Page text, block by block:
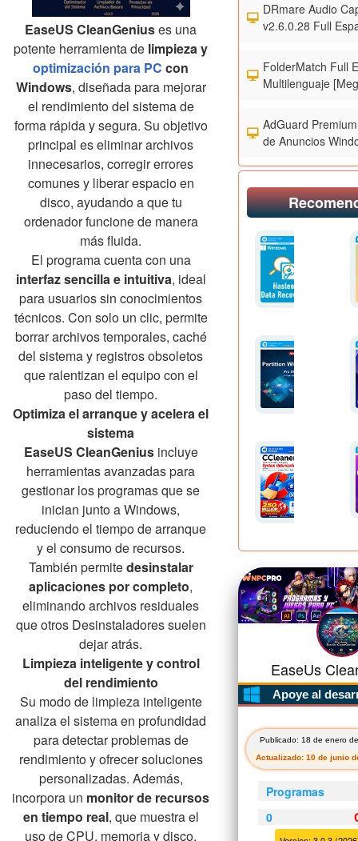
EaseUS CleanGeniuses una
potente herramienta de limpieza y
optimización para PC con
Windows, diseñada para mejorar
el rendimiento del sistema de
forma rápida y segura. Su objetivo
principal es eliminar archivos
innecesarios, corregir errores
comunes y liberar espacio en
disco, ayudando a que tu
ordenador funcione de manera
más fluida.
El programa cuenta con una
interfaz sencilla e intuitiva, ideal
para usuarios sin conocimientos
técnicos. Con solo un clic, permite
borrar archivos temporales, caché
del sistema y registros obsoletos
que ralentizan el equipo con el
paso del tiempo.
Optimiza el arranque y acelera el
sistema
EaseUS CleanGeniusincluye
herramientas avanzadas para
gestionar los programas que se
inician junto a Windows,
reduciendo el tiempo de arranque
y el consumo de recursos.
También permitedesinstalar
aplicaciones por completo,
eliminando archivos residuales
que otros Desinstaladores suelen
dejar atrás.
Limpieza inteligente y control
del rendimiento
Su modo de limpieza inteligente
analiza el sistema en profundidad
para detectar problemas de
rendimiento y ofrecer soluciones
personalizadas. Además,
incorpora un monitor de recursos
en tiempo real, que muestra el
uso de CPU, memoria y disco,
DRmare Audio
v2.6.0.28 Full
FolderMatch Full
Multilenguaje
AdGuard
de Anuncios
EaseUs
Apoye al
Publicado: 18 de enero
Actualizado: 10 de junio
Programas
0